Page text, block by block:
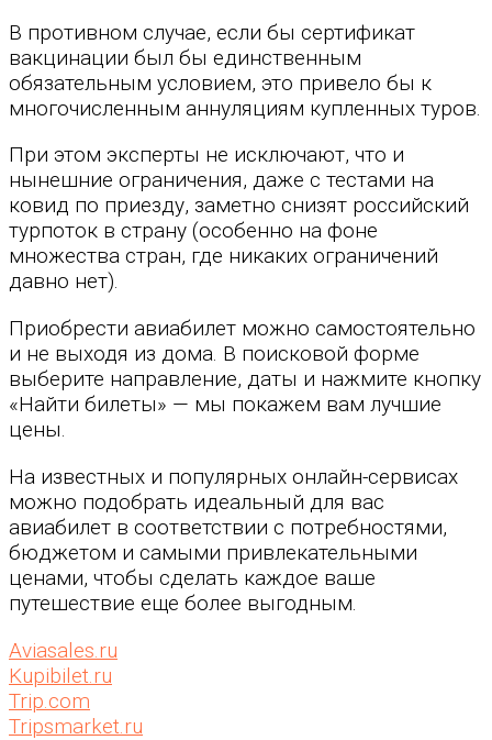
В противном случае, если бы сертификат
вакцинации был бы единственным
обязательным условием, это привело бы к
многочисленным аннуляциям купленных туров.
При этом эксперты не исключают, что и
нынешние ограничения, даже с тестами на
ковид по приезду, заметно снизят российский
турпоток в страну (особенно на фоне
множества стран, где никаких ограничений
давно нет).
Приобрести авиабилет можно самостоятельно
и не выходя из дома. В поисковой форме
выберите направление, даты и нажмите кнопку
«Найти билеты» — мы покажем вам лучшие
цены.
На известных и популярных онлайн-сервисах
можно подобрать идеальный для вас
авиабилет в соответствии с потребностями,
бюджетом и самыми привлекательными
ценами, чтобы сделать каждое ваше
путешествие еще более выгодным.
Aviasales.ru
Kupibilet.ru
Trip.com
Tripsmarket.ru